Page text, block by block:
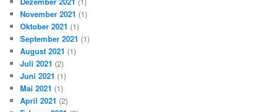
November 2021 (1)
Oktober 2021 (1)
September 2021 (1)
August 2021 (1)
Juli 2021 (2)
Juni 2021 (1)
Mai 2021 (1)
April 2021 (2)